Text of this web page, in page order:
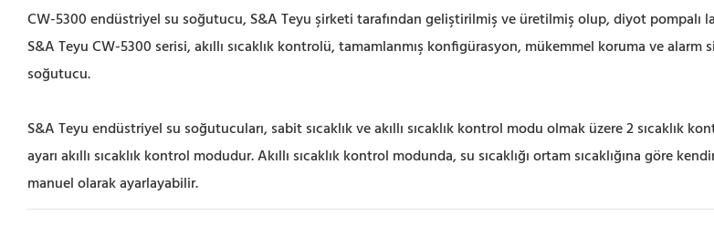
CW-5300 endüstriyel su soğutucu, S&A Teyu şirketi tarafından geliştirilmiş ve üretilmiş olup, diyot pompalı
S&A Teyu CW-5300 serisi, akıllı sıcaklık kontrolü, tamamlanmış konfigürasyon, mükemmel koruma ve
soğutucu.
S&A Teyu endüstriyel su soğutucuları, sabit sıcaklık ve akıllı sıcaklık kontrol modu olmak üzere 2 sıcaklık
ayarı akıllı sıcaklık kontrol modudur. Akıllı sıcaklık kontrol modunda, su sıcaklığı ortam sıcaklığına göre
manuel olarak ayarlayabilir.